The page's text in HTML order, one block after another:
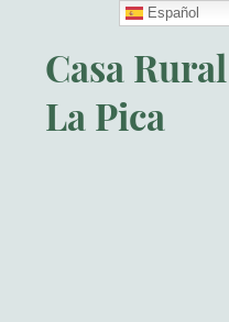
Casa Rural
La Pica
Español